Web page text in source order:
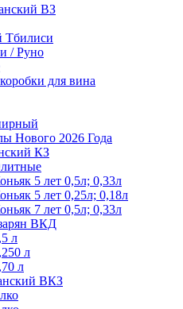
ВЗ
Тбилиси
/ Руно
для вина
Нового 2026 Года
КЗ
5 лет 0,5л; 0,33л
5 лет 0,25л; 0,18л
7 лет 0,5л; 0,33л
ВКД
л
л
л
ВКЗ